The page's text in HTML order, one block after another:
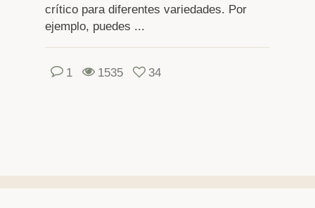
crítico para diferentes variedades. Por
ejemplo, puedes ...
1 1535 34